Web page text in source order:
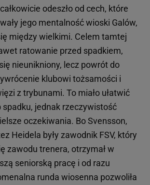
odeszło od cech, które
jego mentalność wioski Galów,
między wielkimi. Celem tamtej
ratowanie przed spadkiem,
nieunikniony, lecz powrót do
klubowi tożsamości i
z trybunami. To miało ułatwić
spadku, jednak rzeczywistość
oczekiwania. Bo Svensson,
Heidela były zawodnik FSV, który
zawodu trenera, otrzymał w
seniorską pracę i od razu
runda wiosenna pozwoliła